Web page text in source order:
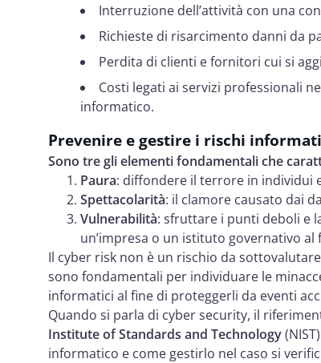
Interruzione dell’attività con una
Richieste di risarcimento danni da
Perdita di clienti e fornitori cui si
Costi legati ai servizi professionali
informatico.
Prevenire e gestire i rischi
Sono tre gli elementi fondamentali che
Paura: diffondere il terrore in individui
Spettacolarità: il clamore causato dai
Vulnerabilità: sfruttare i punti deboli e
un’impresa o un istituto governativo
Il cyber risk non è un rischio da
sono fondamentali per individuare le
informatici al fine di proteggerli da eventi
Quando si parla di cyber security, il
Institute of Standards and Technology
informatico e come gestirlo nel caso si